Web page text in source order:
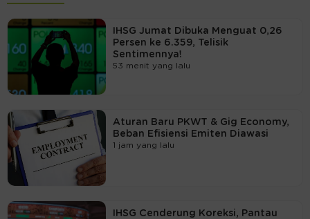
IHSG Jumat Dibuka Menguat 0,26
Persen ke 6.359, Telisik
Sentimennya!
53 menit yang lalu
Aturan Baru PKWT & Gig Economy,
Beban Efisiensi Emiten Diawasi
1 jam yang lalu
IHSG Cenderung Koreksi, Pantau